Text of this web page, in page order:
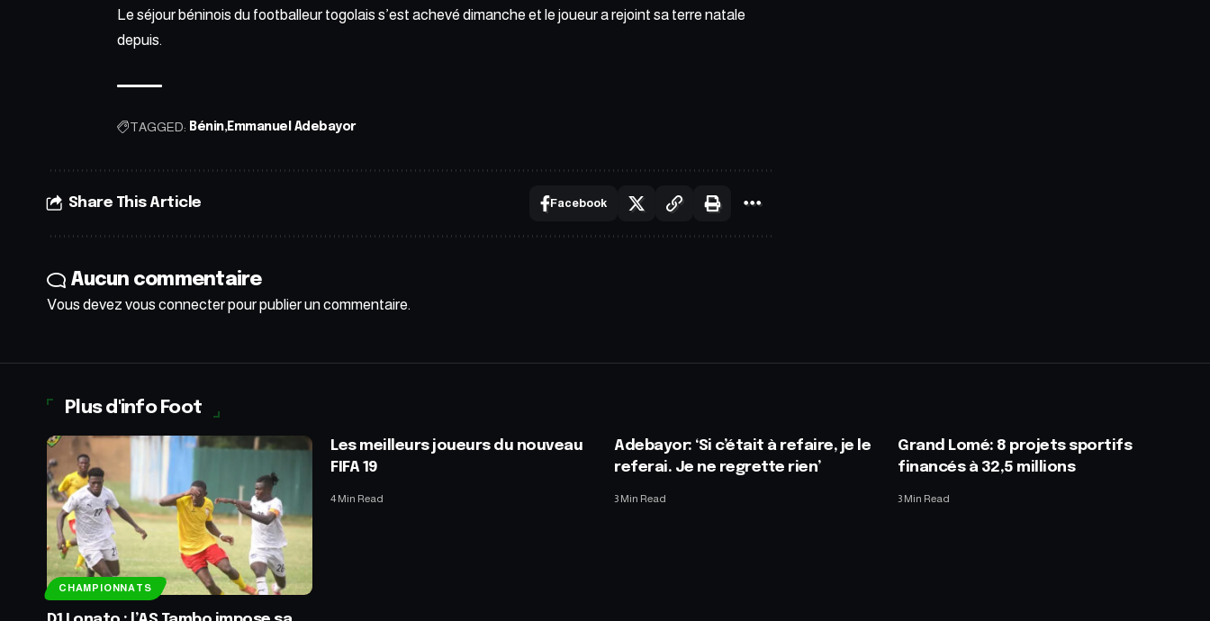
Le séjour béninois du footballeur togolais s’est achevé dimanche et le joueur a rejoint sa terre natale
depuis.
TAGGED: Bénin Emmanuel Adebayor
Share This Article Facebook
Aucun commentaire
Vous devez vous connecterpour publier un commentaire.
Plus d'info Foot
CHAMPIONNATS
Les meilleurs joueurs du nouveau
FIFA 19
4 Min Read
Adebayor: ‘Si c’était à refaire, je le
referai. Je ne regrette rien’
3 Min Read
Grand Lomé: 8 projets sportifs
financés à 32,5 millions
3 Min Read